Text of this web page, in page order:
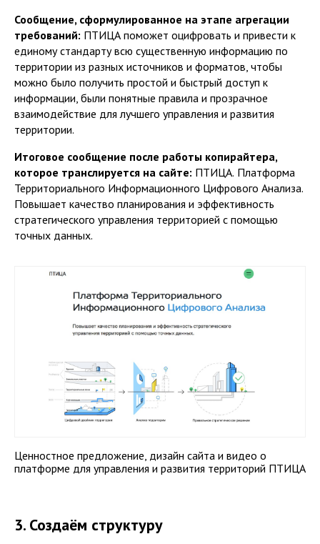
Сообщение, сформулированное на этапе агрегации
требований: ПТИЦА поможет оцифровать и привести к
единому стандарту всю существенную информацию по
территории из разных источников и форматов, чтобы
можно было получить простой и быстрый доступ к
информации, были понятные правила и прозрачное
взаимодействие для лучшего управления и развития
территории.
Итоговое сообщение после работы копирайтера,
которое транслируется на сайте: ПТИЦА. Платформа
Территориального Информационного Цифрового Анализа.
Повышает качество планирования и эффективность
стратегического управления территорией с помощью
точных данных.
Ценностное предложение, дизайн сайта и видео о
платформе для управления и развития территорий ПТИЦА
3. Создаём структуру